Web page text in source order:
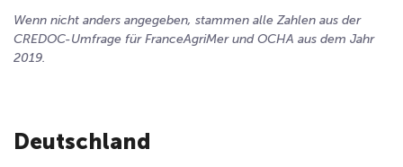
Wenn nicht anders angegeben, stammen alle Zahlen aus der
CREDOC-Umfrage für FranceAgriMer und OCHA aus dem Jahr
2019.
Deutschland